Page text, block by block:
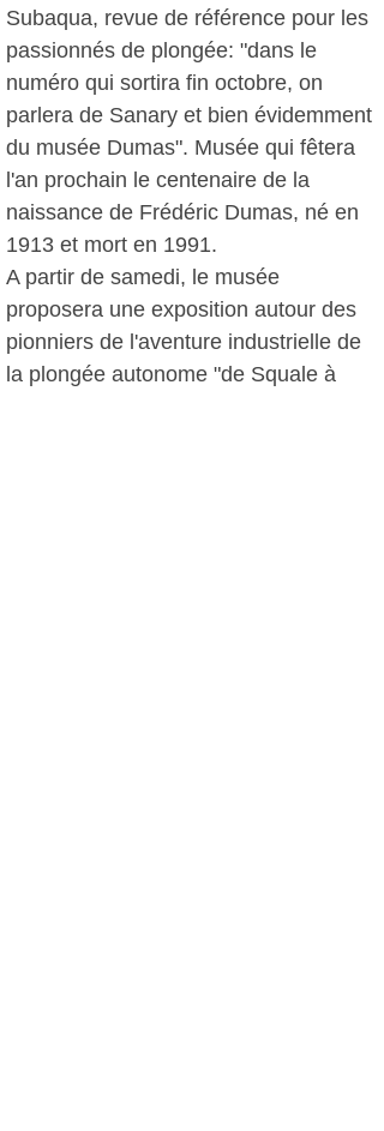
Subaqua, revue de référence pour les
passionnés de plongée: "dans le
numéro qui sortira fin octobre, on
parlera de Sanary et bien évidemment
du musée Dumas". Musée qui fêtera
l'an prochain le centenaire de la
naissance de Frédéric Dumas, né en
1913 et mort en 1991.
A partir de samedi, le musée
proposera une exposition autour des
pionniers de l'aventure industrielle de
la plongée autonome "de Squale à